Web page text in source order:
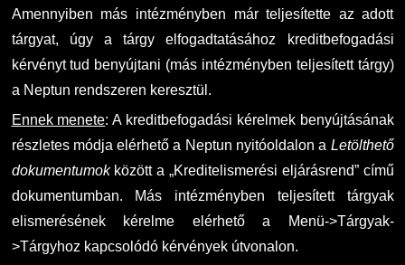
DUE Hallgatói laptop használati segédlet
Kerpely Antal Szakkollégium KASZK
Képzési Életpályamodell
Atomerőművi Képzési Bázis
Amennyiben más intézményben már teljesítette az adott
tárgyat, úgy a tárgy elfogadtatásához kreditbefogadási
kérvényt tud benyújtani (más intézményben teljesített tárgy)
a Neptun rendszeren keresztül.
Ennek menete: A kreditbefogadási kérelmek benyújtásának
részletes módja elérhető a Neptun nyitóoldalon a Letölthető
dokumentumokközött a „Kreditelismerési eljárásrend” című
dokumentumban. Más intézményben teljesített tárgyak
elismerésének kérelme elérhető a Menü->Tárgyak-
>Tárgyhoz kapcsolódó kérvények útvonalon.